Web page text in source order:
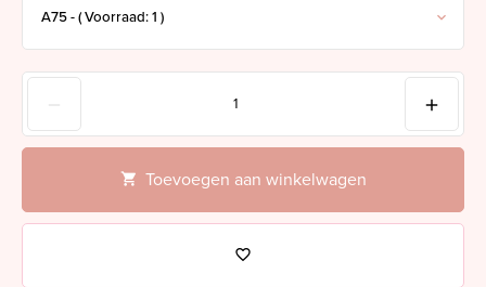
Toevoegen aan winkelwagen